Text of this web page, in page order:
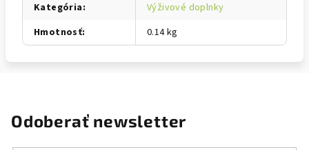
Kategória:
Výživové doplnky
Hmotnosť: 0.14 kg
Odoberať newsletter